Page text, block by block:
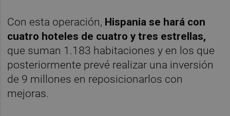
Con esta operación, Hispania se hará con
cuatro hoteles de cuatro y tres estrellas,
que suman 1.183 habitaciones y en los que
posteriormente prevé realizar una inversión
de 9 millones en reposicionarlos con
mejoras.